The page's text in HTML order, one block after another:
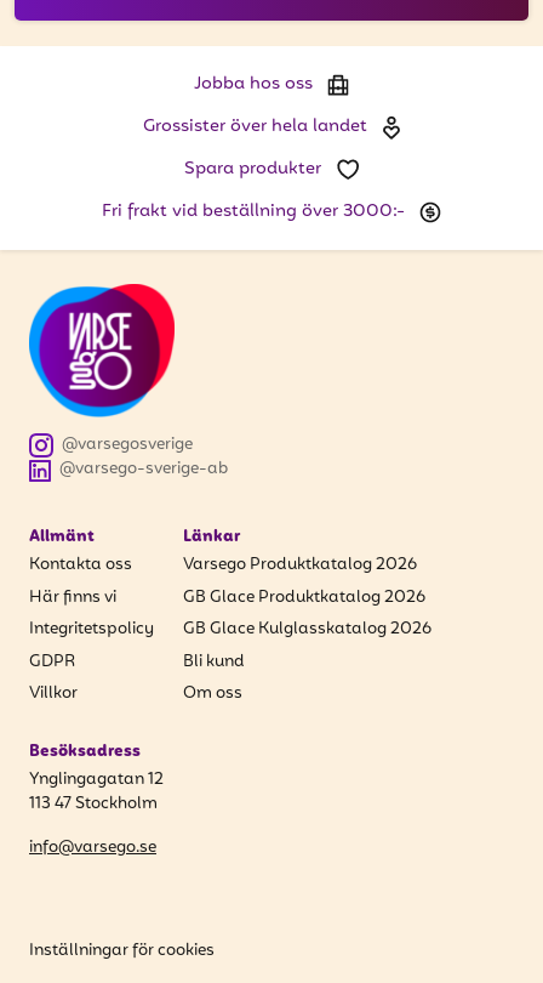
Jobba hos oss
Grossister över hela landet
Spara produkter
Fri frakt vid beställning över 3000:-
@varsego-sverige-ab
@varsegosverige
Allmänt
Kontakta oss
Här finns vi
Integritetspolicy
GDPR
Villkor
Länkar
Varsego Produktkatalog 2026
GB Glace Produktkatalog 2026
GB Glace Kulglasskatalog 2026
Bli kund
Om oss
Besöksadress
Ynglingagatan 12
113 47 Stockholm
info@varsego.se
Inställningar för cookies